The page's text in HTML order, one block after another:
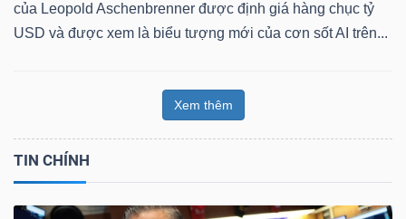
của Leopold Aschenbrenner được định giá hàng chục tỷ
USD và được xem là biểu tượng mới của cơn sốt AI trên...
Xem thêm
TIN CHÍNH